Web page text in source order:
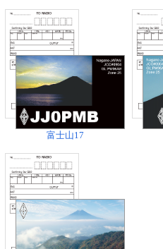
富士山17